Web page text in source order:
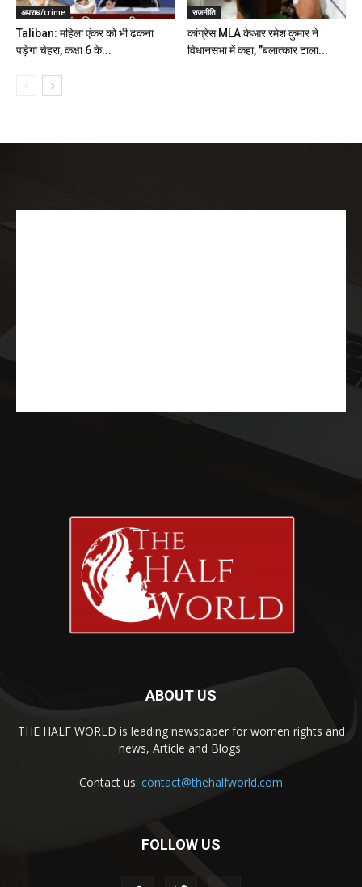
अपराध/crime
Taliban: महिला एंकर को भी ढकना
पड़ेगा चेहरा, कक्षा 6 के...
राजनीति
कांग्रेस MLA केआर रमेश कुमार ने
विधानसभा में कहा, ”बलात्कार टाला...
ABOUT US
THE HALF WORLD is leading newspaper for women rights and
news, Article and Blogs.
Contact us: contact@thehalfworld.com
FOLLOW US